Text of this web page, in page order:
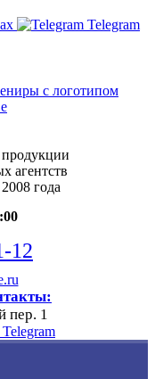
Telegram
агентств
года
12
пер. 1
Telegram